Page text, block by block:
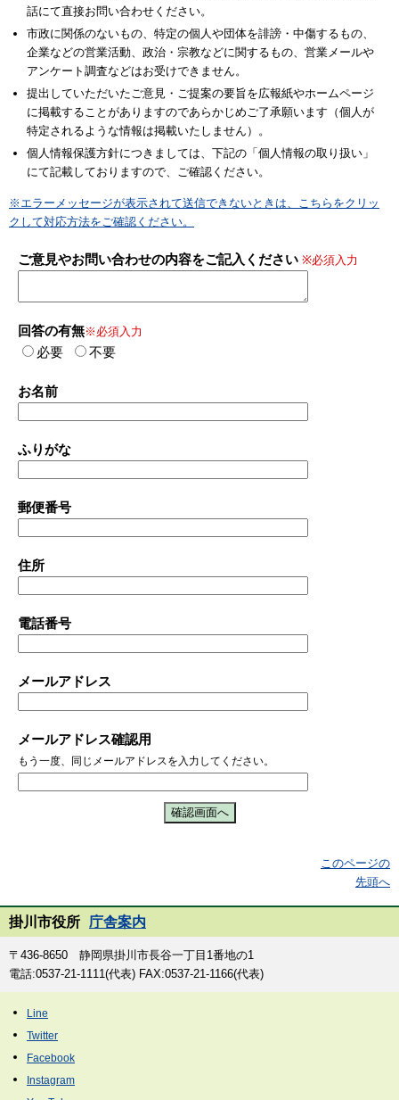
話にて直接お問い合わせください。
市政に関係のないもの、特定の個人や団体を誹謗・中傷するもの、
企業などの営業活動、政治・宗教などに関するもの、営業メールや
アンケート調査などはお受けできません。
提出していただいたご意見・ご提案の要旨を広報紙やホームページ
に掲載することがありますのであらかじめご了承願います（個人が
特定されるような情報は掲載いたしません）。
個人情報保護方針につきましては、下記の「個人情報の取り扱い」
にて記載しておりますので、ご確認ください。
※エラーメッセージが表示されて送信できないときは、こちらをクリッ
クして対応方法をご確認ください。
ご意見やお問い合わせの内容をご記入ください ※必須入力
回答の有無※必須入力
必要 不要
お名前
ふりがな
郵便番号
住所
電話番号
メールアドレス
メールアドレス確認用
もう一度、同じメールアドレスを入力してください。
このページの
先頭へ
掛川市役所 庁舎案内
〒436-8650 静岡県掛川市長谷一丁目1番地の1
電話:0537-21-1111(代表) FAX:0537-21-1166(代表)